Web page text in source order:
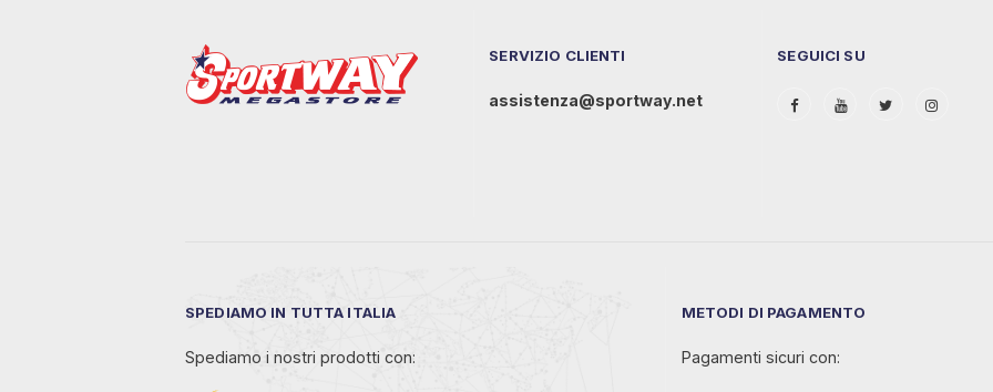
SERVIZIO CLIENTI
assistenza@sportway.net
SEGUICI SU
SPEDIAMO IN TUTTA ITALIA
Spediamo i nostri prodotti con:
METODI DI PAGAMENTO
Pagamenti sicuri con: